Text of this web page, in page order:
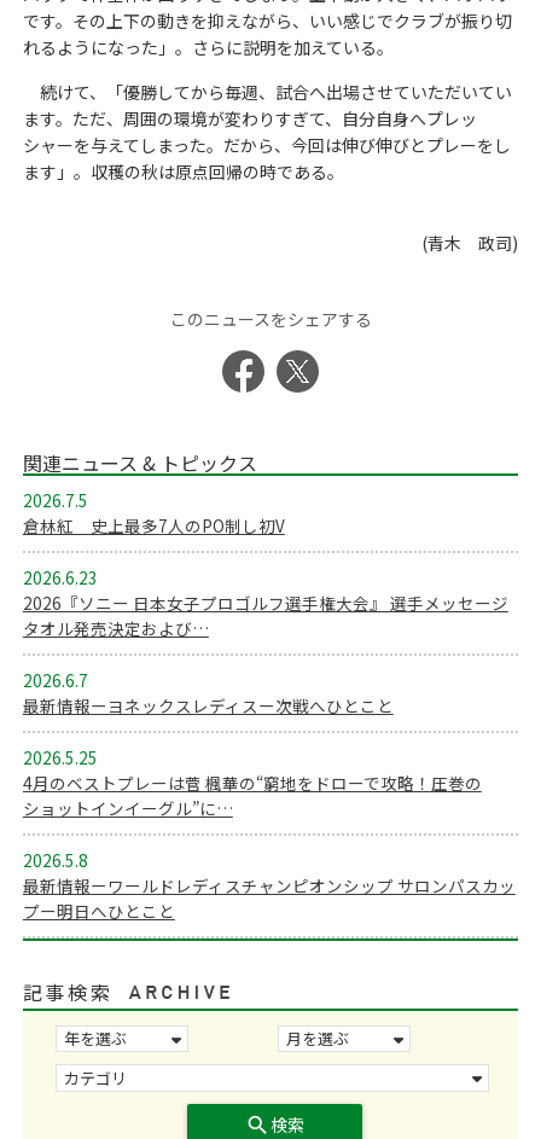
です。その上下の動きを抑えながら、いい感じでクラブが振り切
れるようになった」。さらに説明を加えている。
続けて、「優勝してから毎週、試合へ出場させていただいてい
ます。ただ、周囲の環境が変わりすぎて、自分自身へプレッ
シャーを与えてしまった。だから、今回は伸び伸びとプレーをし
ます」。収穫の秋は原点回帰の時である。
(青木 政司)
このニュースをシェアする
関連ニュース & トピックス
2026.7.5
倉林紅 史上最多7人のPO制し初V
2026.6.23
2026『ソニー 日本女子プロゴルフ選手権大会』 選手メッセージ
タオル発売決定および…
2026.6.7
最新情報ーヨネックスレディスー次戦へひとこと
2026.5.25
4月のベストプレーは菅 楓華の“窮地をドローで攻略！圧巻の
ショットインイーグル”に…
2026.5.8
最新情報ーワールドレディスチャンピオンシップ サロンパスカッ
プー明日へひとこと
記事検索
search 検索